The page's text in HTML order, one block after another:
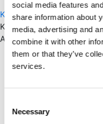
social media features
share information about
media, advertising and
combine it with other
them or that they’ve
services.
Selection
Necessary
Kontakt os
Kategorier:Byggemarked,
Andre har også set
Skarp pris
med Endenot – 100 m²
KR22.000,00